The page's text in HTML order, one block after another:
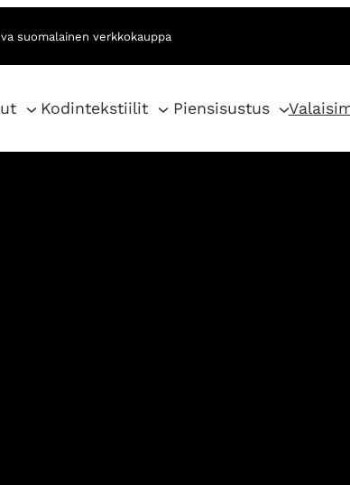
suomalainen verkkokauppa
Kodintekstiilit Piensisustus